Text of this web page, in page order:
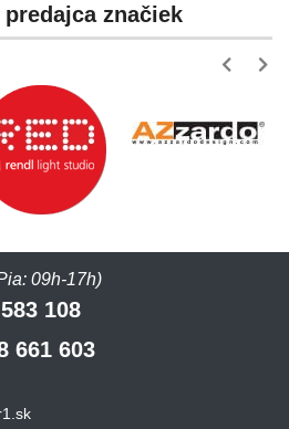
značiek
09h-17h)
108
661 603